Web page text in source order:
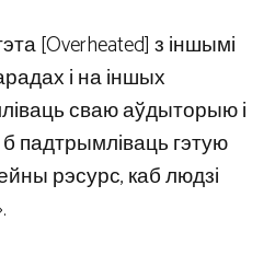
[Overheated] з іншымі
і на іншых
сваю аўдыторыю і
б падтрымліваць гэтую
рэсурс, каб людзі